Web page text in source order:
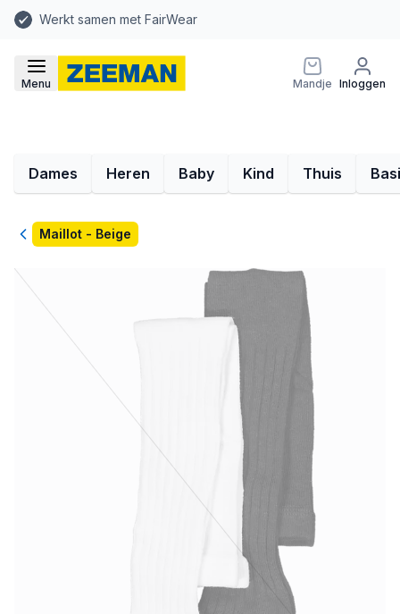
Werkt samen met FairWear
Menu Mandje Inloggen
Dames Heren Baby Kind Thuis
TerugMaillot - Beige